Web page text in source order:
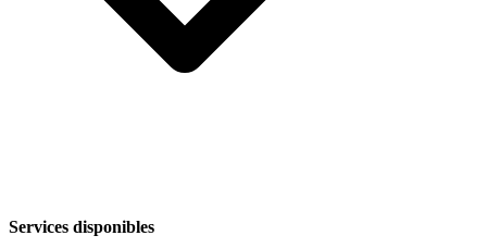
Services disponibles